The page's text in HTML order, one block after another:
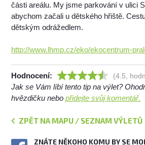
části areálu. My jsme parkování v ulici
abychom začali u dětského hřiště.
dětským odrážedlem.
http://www.lhmp.cz/eko/ekocentrum-
Hodnocení: (4.5,
Jak se Vám líbí tento tip na výlet?
hvězdičku nebopřidejte svůj komentář.
ZPĚT NA MAPU / SEZNAM VÝLETŮ
ZNÁTE NĚKOHO KOMU BY SE